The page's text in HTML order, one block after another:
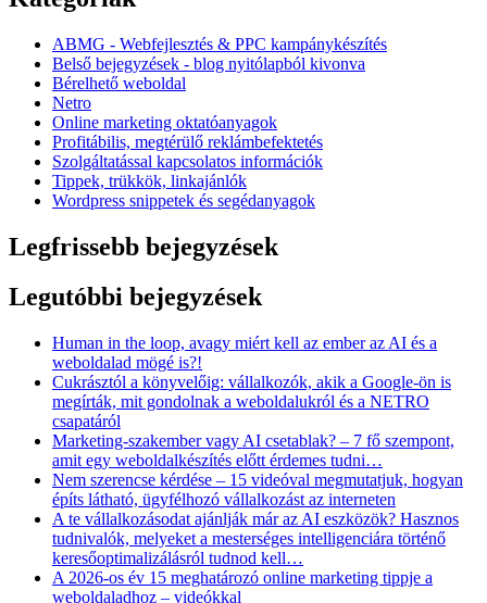
ABMG - Webfejlesztés & PPC kampánykészítés
Belső bejegyzések - blog nyitólapból kivonva
Bérelhető weboldal
Netro
Online marketing oktatóanyagok
Profitábilis, megtérülő reklámbefektetés
Szolgáltatással kapcsolatos információk
Tippek, trükkök, linkajánlók
Wordpress snippetek és segédanyagok
Legfrissebb bejegyzések
Legutóbbi bejegyzések
Human in the loop, avagy miért kell az ember az AI és a
weboldalad mögé is?!
Cukrásztól a könyvelőig: vállalkozók, akik a Google-ön is
megírták, mit gondolnak a weboldalukról és a NETRO
csapatáról
Marketing-szakember vagy AI csetablak? – 7 fő szempont,
amit egy weboldalkészítés előtt érdemes tudni…
Nem szerencse kérdése – 15 videóval megmutatjuk, hogyan
építs látható, ügyfélhozó vállalkozást az interneten
A te vállalkozásodat ajánlják már az AI eszközök? Hasznos
tudnivalók, melyeket a mesterséges intelligenciára történő
keresőoptimalizálásról tudnod kell…
A 2026-os év 15 meghatározó online marketing tippje a
weboldaladhoz – videókkal